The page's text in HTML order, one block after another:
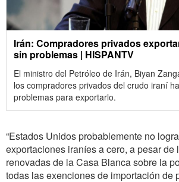
Irán: Compradores privados
sin problemas | HISPANTV
El ministro del Petróleo de Irán, Biyan
los compradores privados del crudo iraní
problemas para exportarlo.
“Estados Unidos probablemente no
exportaciones iraníes a cero, a pesar de
renovadas de la Casa Blanca sobre la
todas las exenciones de importación de